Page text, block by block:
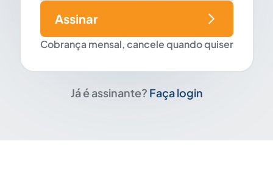
Cobrança mensal, cancele quando quiser
Assinar
Já é assinante? Faça login